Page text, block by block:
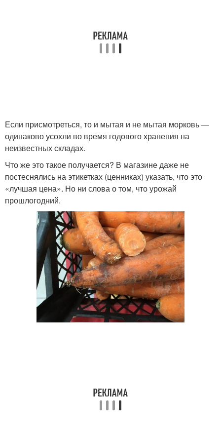
Если присмотреться, то и мытая и не мытая морковь —
одинаково усохли во время годового хранения на
неизвестных складах.
Что же это такое получается? В магазине даже не
постеснялись на этикетках (ценниках) указать, что это
«лучшая цена». Но ни слова о том, что урожай
прошлогодний.